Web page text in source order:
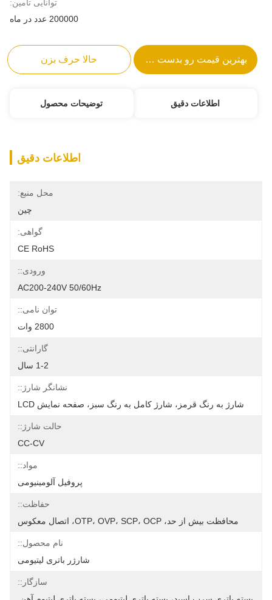
توانایی تامین:
200000 عدد در ماه
بهترین قیمت رو بدست بیار حالا حرف بزن
اطلاعات دقیق توضیحات محصول
اطلاعات دقیق
محل منبع:
چین
گواهی:
CE RoHS
ورودی::
AC200-240V 50/60Hz
توان نامی::
2800 وات
گارانتی::
1-2 سال
نشانگر شارژ::
شارژ به رنگ قرمز، شارژ کامل به رنگ سبز، صفحه نمایش LCD
حالت شارژ::
CC-CV
مواد::
پروفیل آلومینیومی
حفاظت::
محافظت بیش از حد، OTP، OVP، SCP، OCP، اتصال معکوس
نام محصول::
شارژر باتری لیتیومی
سازگار::